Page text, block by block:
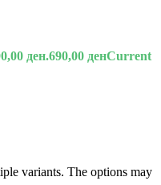
ден.690,00 денCurrent
variants. The options may